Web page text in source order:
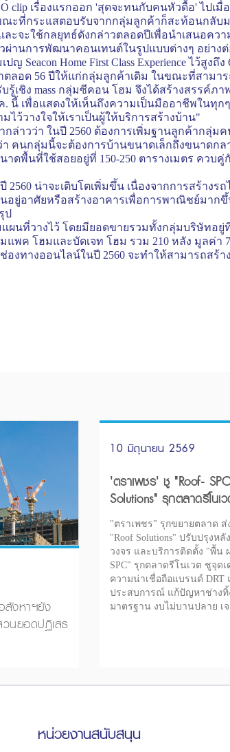
clip เรื่องแรกออก 'สุดจะทนกับคนหัวดื้อ'ไปเมื่
ะที่กระแสตอบรับจากกลุ่มลูกค้าก็สะท้อนกลับ
ละจะใช้กลยุทธ์ดังกล่าวตลอดปีเพื่อนำเสนอค
ผ่านการพัฒนาคอนเทนต์ในรูปแบบต่างๆ อย่างต่
เปญ Seacon Home First Class Experienceไว้สูงถึง
ลอด 56 ปีให้แก่กลุ่มลูกค้าเดิม ในขณะที่สามา
รู้เชิง mass กลุ่มซีคอน โฮม จึงได้สร้างสรรค์ภ
. นี้ เพื่อแสดงให้เห็นถึงความเป็นมืออาชีพในทุ
ว้วางใจให้เราเป็นผู้ให้บริการสร้างบ้าน"
าวว่า ในปี 2560 ต้องการเพิ่มฐานลูกค้ากลุ่มค
คนกลุ่มนี้จะต้องการบ้านขนาดเล็กถึงขนาด
พื้นที่ใช้สอยอยู่ที่ 150-250 ตารางเมตร ควบคู่
น่าจะเติบโตเพิ่มขึ้น เนื่องจากการสร้างร
อยู่อาศัยหรือสร้างอาคารเพื่อการพาณิชย์มา
ป
ผนที่วางไว้ โดยมียอดขายรวมทั้งกลุ่มบริษัทอยู่
พค โฮมและบัดเจท โฮม รวม 210 หลัง มูลค่า
งทางออนไลน์ในปี 2560 จะทำให้สามารถสร้า
สังหาฯยัง
นยอดปฏิเสธ
10 มิถุนายน 2569
'ตราเพชร' ชู "Roof- SPC
Solutions" รุกตลาดรีโนเว
สำนักงาน-บ้าน
"ตราเพชร" รุกขยายตลาด ส่
"Roof Solutions" ปรับปรุงหลั
วงจร และบริการติดตั้ง "พื้น
SPC" รุกตลาดรีโนเวต ชูจุด
ความน่าเชื่อถือแบรนด์ DRT
ประสบการณ์ แก้ปัญหาช่างทิ้
มาตรฐาน งบไม่บานปลาย เ
หน่วยงานสนับสนุน